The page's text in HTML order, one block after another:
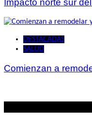
Impacto norte sur
DESTACADAS
SALUD
Comienzan a